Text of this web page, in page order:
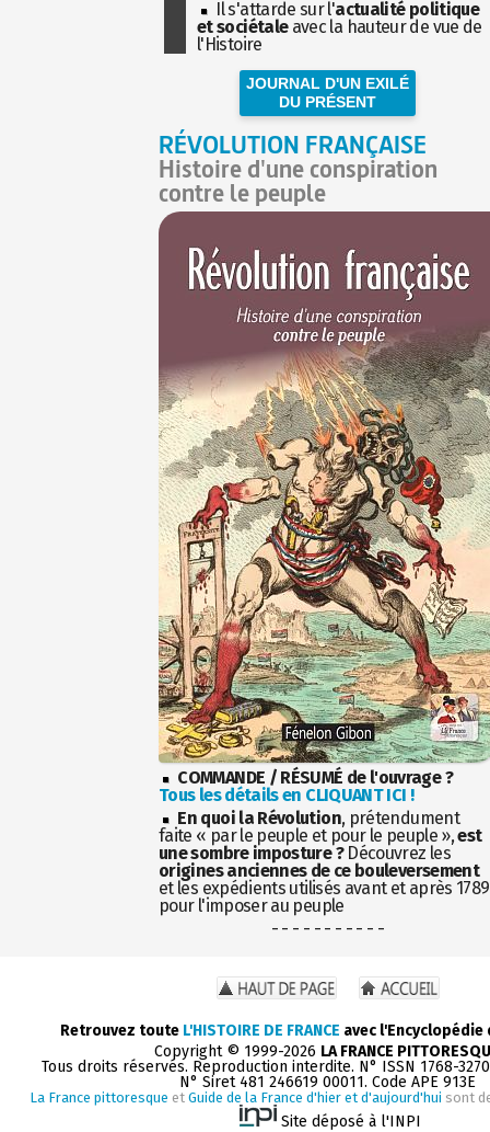
Il s'attarde sur l'actualité politique
et sociétaleavec la hauteur de vue de
l'Histoire
JOURNAL D'UN EXILÉ
DU PRÉSENT
RÉVOLUTION FRANÇAISE
Histoire d'une conspiration
contre le peuple
COMMANDE / RÉSUMÉ de l'ouvrage ?
Tous les détails en CLIQUANT ICI !
En quoi la Révolution, prétendument
faite « par le peuple et pour le peuple »,est
une sombre imposture ?Découvrez les
origines anciennes de ce bouleversement
et les expédients utilisés avant et après 1789
pour l'imposer au peuple
- - - - - - - - - - -
Retrouvez toute L'HISTOIRE DE FRANCE avec
Copyright © 1999-2026 LA FRANCE
Tous droits réservés. Reproduction interdite. N° ISSN 1768-
N° Siret 481 246619 00011. Code APE 913E
La France pittoresque et Guide de la France d'hier et d'aujourd'hui sont
Site déposé à l'INPI